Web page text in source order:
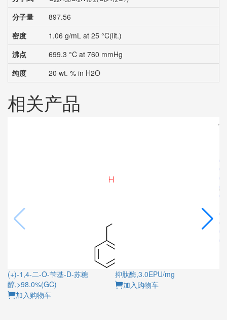
分子量
897.56
密度
1.06 g/mL at 25 °C(lit.)
沸点
699.3 °C at 760 mmHg
纯度
20 wt. % in H2O
相关产品
(+)-1,4-二-O-苄基-D-苏糖
醇,>98.0%(GC)
加入购物车
抑肽酶,3.0EPU/mg
加入购物车